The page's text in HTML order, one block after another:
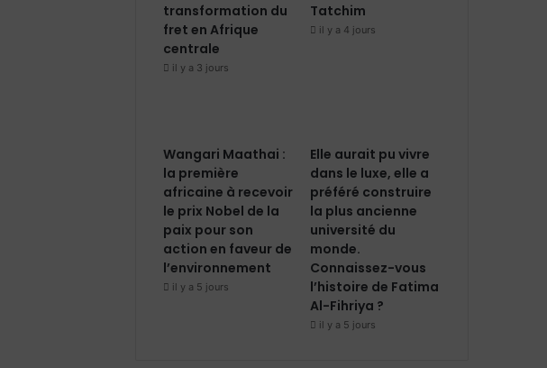
transformation du
fret en Afrique
centrale
il y a 3 jours
Tatchim
il y a 4 jours
Wangari Maathai :
la première
africaine à recevoir
le prix Nobel de la
paix pour son
action en faveur de
l’environnement
il y a 5 jours
Elle aurait pu vivre
dans le luxe, elle a
préféré construire
la plus ancienne
université du
monde.
Connaissez-vous
l’histoire de Fatima
Al-Fihriya ?
il y a 5 jours